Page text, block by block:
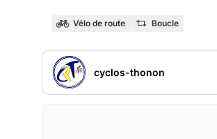
Vélo de route Boucle
cyclos-thonon